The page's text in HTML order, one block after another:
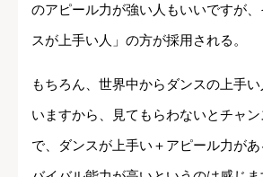
のアピール力が強い人もいいですが
スが上手い人」の方が採用される。
もちろん、世界中からダンスの上手
いますから、見てもらわないとチャ
で、ダンスが上手い＋アピール力が